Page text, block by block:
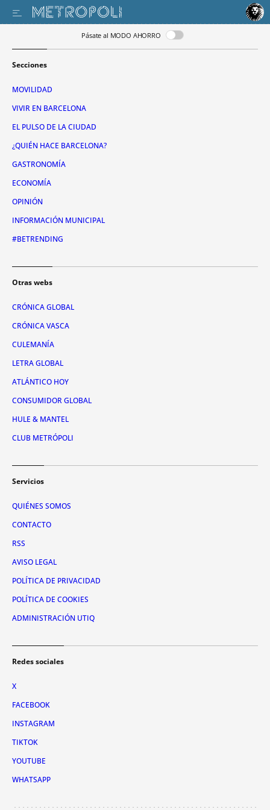
Pásate al MODO AHORRO
Secciones
MOVILIDAD
VIVIR EN BARCELONA
EL PULSO DE LA CIUDAD
¿QUIÉN HACE BARCELONA?
GASTRONOMÍA
ECONOMÍA
OPINIÓN
INFORMACIÓN MUNICIPAL
#BETRENDING
Otras webs
CRÓNICA GLOBAL
CRÓNICA VASCA
CULEMANÍA
LETRA GLOBAL
ATLÁNTICO HOY
CONSUMIDOR GLOBAL
HULE & MANTEL
CLUB METRÓPOLI
Servicios
QUIÉNES SOMOS
CONTACTO
RSS
AVISO LEGAL
POLÍTICA DE PRIVACIDAD
POLÍTICA DE COOKIES
ADMINISTRACIÓN UTIQ
Redes sociales
X
FACEBOOK
INSTAGRAM
TIKTOK
YOUTUBE
WHATSAPP